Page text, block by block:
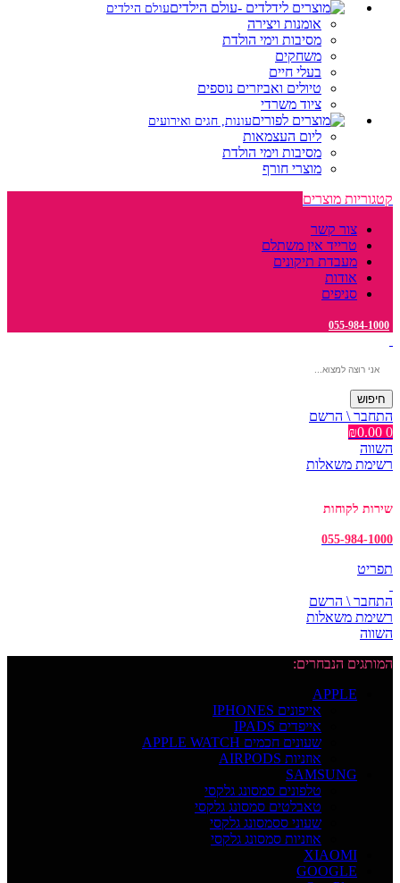
עולם הילדים
אומנות ויצירה
מסיבות וימי הולדת
משחקים
בעלי חיים
טיולים ואביזרים נוספים
ציוד משרדי
עונות, חגים ואירועים
ליום העצמאות
מסיבות וימי הולדת
מוצרי חורף
קטגוריות מוצרים
צור קשר
טרייד אין משתלם
מעבדת תיקונים
אודות
סניפים
055-984-1000
חיפוש
התחבר \ הרשם
0
₪0.00
השווה
רשימת משאלות
שירות לקוחות
055-984-1000
תפריט
התחבר \ הרשם
רשימת משאלות
השווה
המותגים הנבחרים:
APPLE
אייפונים IPHONES
אייפדים IPADS
שעונים חכמים APPLE WATCH
אוזניות AIRPODS
SAMSUNG
טלפונים סמסונג גלקסי
טאבלטים סמסונג גלקסי
שעוני ססמסונג גלקסי
אוזניות סמסונג גלקסי
XIAOMI
GOOGLE